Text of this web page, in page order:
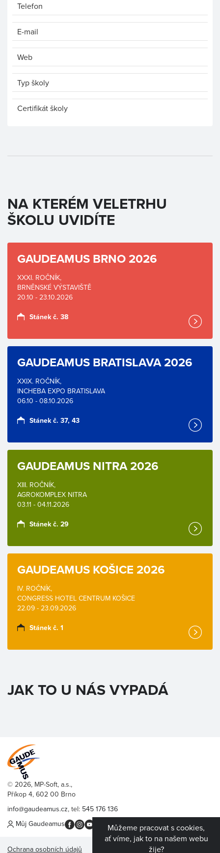
Můžeme pracovat s cookies,
ať víme, jak to na našem webu
žije?
Telefon
E-mail
Web
Typ školy
Certifikát školy
NA KTERÉM VELETRHU
ŠKOLU UVIDÍTE
GAUDEAMUS BRNO 2026
XXXI. ROČNÍK,
BRNĚNSKÉ VÝSTAVIŠTĚ
20.10 - 23.10.2026
Stánek č. 38
GAUDEAMUS BRATISLAVA 2026
XXIX. ROČNÍK,
INCHEBA EXPO BRATISLAVA
06.10 - 08.10.2026
Stánek č. 37, 43
GAUDEAMUS NITRA 2026
XIII. ROČNÍK,
AGROKOMPLEX NITRA
03.11 - 04.11.2026
Stánek č. 29
GAUDEAMUS KOŠICE 2026
IV. ROČNÍK,
CONGRESS HOTEL CENTRUM KOŠICE
22.09 - 23.09.2026
Stánek č. 1
JAK TO U NÁS VYPADÁ
© 2026, MP-Soft, a.s.,
Příkop 4, 602 00 Brno
info@gaudeamus.cz, tel: 545 176 136
Můj Gaudeamus
Ochrana osobních údajů